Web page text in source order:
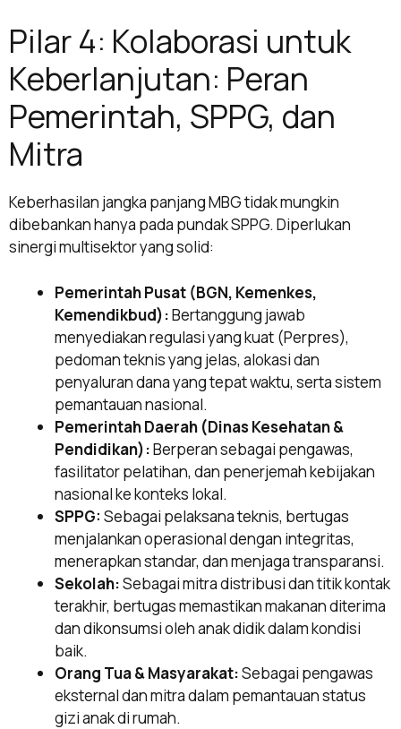
Pilar 4: Kolaborasi untuk
Keberlanjutan: Peran
Pemerintah, SPPG, dan
Mitra
Keberhasilan jangka panjang MBG tidak mungkin
dibebankan hanya pada pundak SPPG. Diperlukan
sinergi multisektor yang solid:
Pemerintah Pusat (BGN, Kemenkes,
Kemendikbud):Bertanggung jawab
menyediakan regulasi yang kuat (Perpres),
pedoman teknis yang jelas, alokasi dan
penyaluran dana yang tepat waktu, serta sistem
pemantauan nasional.
Pemerintah Daerah (Dinas Kesehatan &
Pendidikan):Berperan sebagai pengawas,
fasilitator pelatihan, dan penerjemah kebijakan
nasional ke konteks lokal.
SPPG: Sebagai pelaksana teknis, bertugas
menjalankan operasional dengan integritas,
menerapkan standar, dan menjaga transparansi.
Sekolah:Sebagai mitra distribusi dan titik kontak
terakhir, bertugas memastikan makanan diterima
dan dikonsumsi oleh anak didik dalam kondisi
baik.
Orang Tua & Masyarakat:Sebagai pengawas
eksternal dan mitra dalam pemantauan status
gizi anak di rumah.